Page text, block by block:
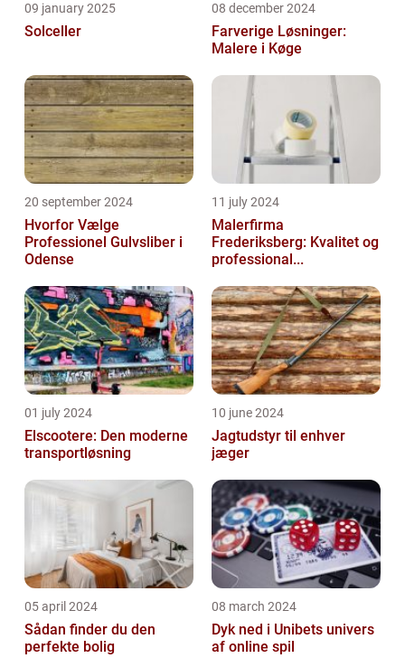
09 january 2025
Solceller
08 december 2024
Farverige Løsninger:
Malere i Køge
20 september 2024
Hvorfor Vælge
Professionel Gulvsliber i
Odense
11 july 2024
Malerfirma
Frederiksberg: Kvalitet og
professional...
01 july 2024
Elscootere: Den moderne
transportløsning
10 june 2024
Jagtudstyr til enhver
jæger
05 april 2024
Sådan finder du den
perfekte bolig
08 march 2024
Dyk ned i Unibets univers
af online spil